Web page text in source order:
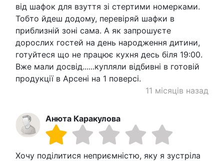
від шафок для взуття зі стертими номерками.
Тобто йдеш додому, перевіряй шафки в
приблизній зоні сама. А як запрошуєте
дорослих гостей на день народження дитини,
готуйтеся що не працює кухня десь біля 19:00.
Вже мали досвід......купляли відбивні в готовій
продукції в Арсені на 1 поверсі.
11 місяців назад
Анюта Каракулова
Хочу поділитися неприємністю, яку я зустріла